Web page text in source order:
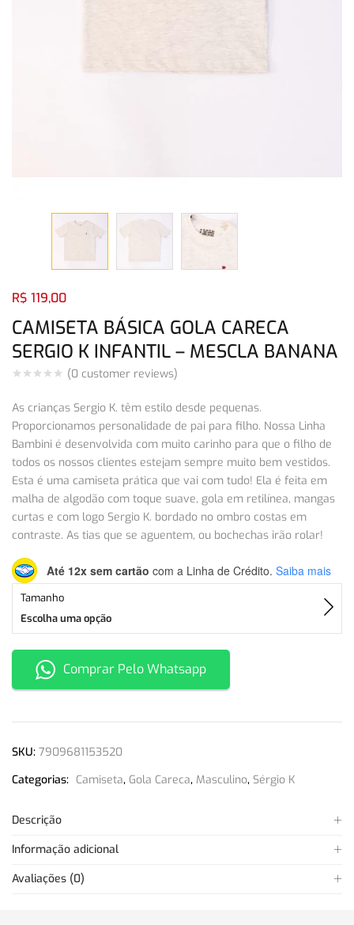
CAMISETA BÁSICA GOLA CARECA
SERGIO K INFANTIL – MESCLA BANANA
(0 customer reviews)
R$ 119,00
As crianças Sergio K. têm estilo desde pequenas.
Proporcionamos personalidade de pai para filho. Nossa Linha
Bambini é desenvolvida com muito carinho para que o filho de
todos os nossos clientes estejam sempre muito bem vestidos.
Esta é uma camiseta prática que vai com tudo! Ela é feita em
malha de algodão com toque suave, gola em retilínea, mangas
curtas e com logo Sergio K. bordado no ombro costas em
contraste. As tias que se aguentem, ou bochechas irão rolar!
Até 12x sem cartão com a Linha de Crédito. Saiba mais
Tamanho
Escolha uma opção
Comprar Pelo Whatsapp
SKU: 7909681153520
Categorias: Camiseta, Gola Careca, Masculino, Sérgio K
Descrição
Informação adicional
Avaliações (0)